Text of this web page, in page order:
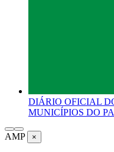
DIÁRIO OFICIAL
MUNICÍPIOS DO
AMP ×